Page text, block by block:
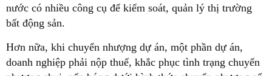
nước có nhiều công cụ để kiểm soát, quản lý thị trường
bất động sản.
Hơn nữa, khi chuyển nhượng dự án, một phần dự án,
doanh nghiệp phải nộp thuế, khắc phục tình trạng chuyển